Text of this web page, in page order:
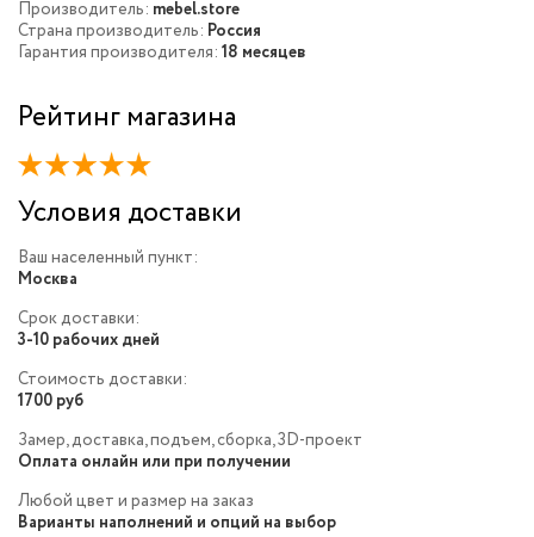
Производитель: mebel.store
Страна производитель: Россия
Гарантия производителя: 18 месяцев
Рейтинг магазина
Условия доставки
Ваш населенный пункт:
Москва
Срок доставки:
3-10 рабочих дней
Стоимость доставки:
1700 руб
Замер, доставка, подъем, сборка, 3D-проект
Оплата онлайн или при получении
Любой цвет и размер на заказ
Варианты наполнений и опций на выбор